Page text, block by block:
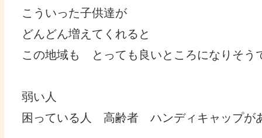
こういった子供達が
どんどん増えてくれると
この地域も とっても良いところになりそう
弱い人
困っている人 高齢者 ハンディキャップが